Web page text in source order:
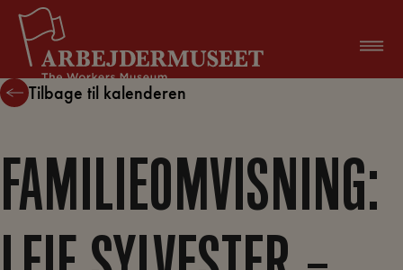
Hop
indholdet
Tilbage til kalenderen
FAMILIEOMVISNING: